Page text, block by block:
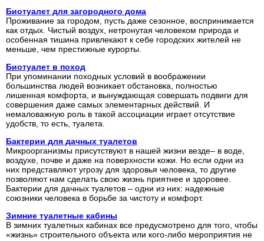
Биотуалет для загородного дома
Проживание за городом, пусть даже сезонное, воспринимается
как отдых. Чистый воздух, нетронутая человеком природа и
особенная тишина привлекают к себе городских жителей не
меньше, чем престижные курорты.
Биотуалет в поход
При упоминании походных условий в воображении
большинства людей возникает обстановка, полностью
лишенная комфорта, и вынуждающая совершать подвиги для
совершения даже самых элементарных действий. И
немаловажную роль в такой ассоциации играет отсутствие
удобств, то есть, туалета.
Бактерии для дачных туалетов
Микроорганизмы присутствуют в нашей жизни везде– в воде,
воздухе, почве и даже на поверхности кожи. Но если одни из
них представляют угрозу для здоровья человека, то другие
позволяют нам сделать свою жизнь приятнее и здоровее.
Бактерии для дачных туалетов – одни из них: надежные
союзники человека в борьбе за чистоту и комфорт.
Зимние туалетные кабины
В зимних туалетных кабинах все предусмотрено для того, чтобы
«жизнь» строительного объекта или кого-либо мероприятия не